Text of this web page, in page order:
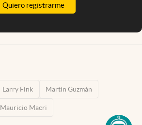
Quiero registrarme
Larry Fink Martín Guzmán
Mauricio Macri